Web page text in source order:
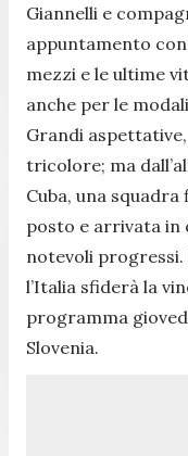
Giannelli e
appuntamento
mezzi e le ultime
anche per le
Grandi
tricolore; ma
Cuba, una
posto e arrivata in
notevoli
l’Italia sfiderà la
programma
Slovenia.